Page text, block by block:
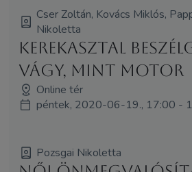
Cser Zoltán, Kovács Miklós,
Nikoletta
Kerekasztal
vágy, mint motor
Online tér
péntek, 2020-06-19., 17:00 -
Pozsgai Nikoletta